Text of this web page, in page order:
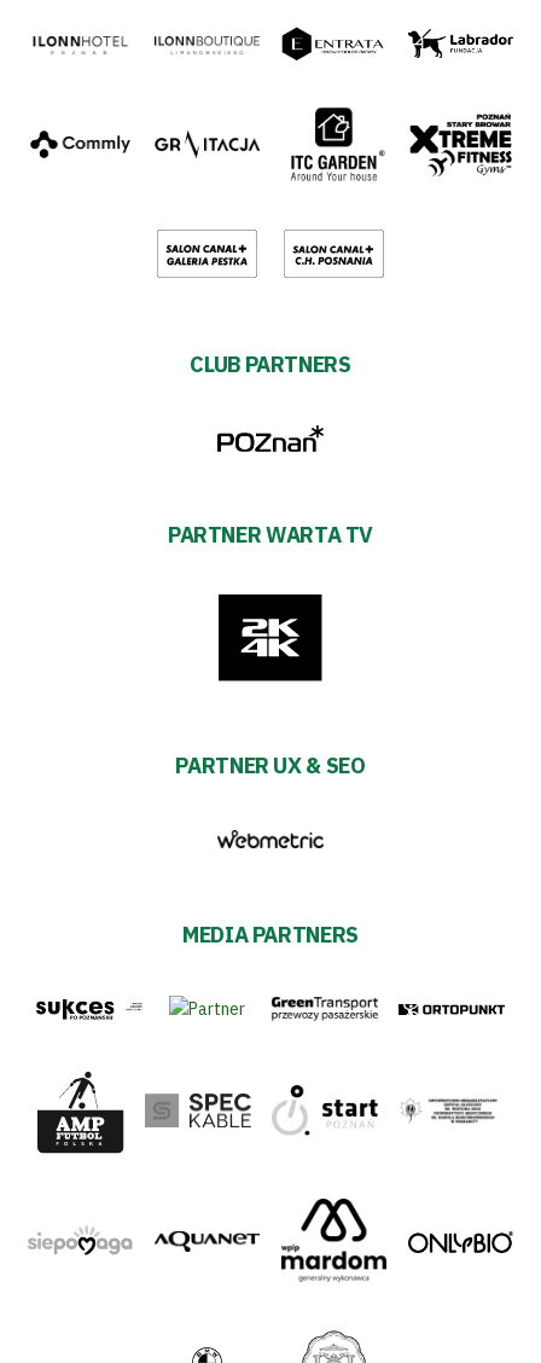
CLUB PARTNERS
PARTNER WARTA TV
PARTNER UX & SEO
MEDIA PARTNERS